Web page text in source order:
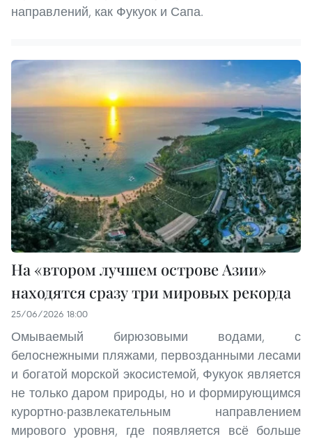
направлений, как Фукуок и Сапа.
На «втором лучшем острове Азии»
находятся сразу три мировых рекорда
25/06/2026 18:00
Омываемый бирюзовыми водами, с
белоснежными пляжами, первозданными лесами
и богатой морской экосистемой, Фукуок является
не только даром природы, но и формирующимся
курортно-развлекательным направлением
мирового уровня, где появляется всё больше